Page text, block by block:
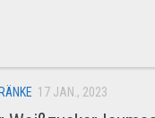
17 JAN., 2023